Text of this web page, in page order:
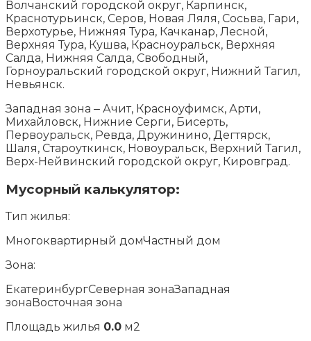
Волчанский городской округ, Карпинск,
Краснотурьинск, Серов, Новая Ляля, Сосьва, Гари,
Верхотурье, Нижняя Тура, Качканар, Лесной,
Верхняя Тура, Кушва, Красноуральск, Верхняя
Салда, Нижняя Салда, Свободный,
Горноуральский городской округ, Нижний Тагил,
Невьянск.
Западная зона ‒ Ачит, Красноуфимск, Арти,
Михайловск, Нижние Серги, Бисерть,
Первоуральск, Ревда, Дружинино, Дегтярск,
Шаля, Староуткинск, Новоуральск, Верхний Тагил,
Верх-Нейвинский городской округ, Кировград.
Мусорный калькулятор:
Тип жилья:
Многоквартирный домЧастный дом
Зона:
ЕкатеринбургСеверная зонаЗападная
зонаВосточная зона
Площадь жилья 0.0 м2